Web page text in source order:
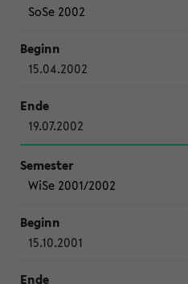
SoSe 2002
15.04.2002
19.07.2002
WiSe 2001/2002
15.10.2001